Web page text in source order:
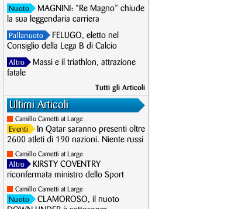
Nuoto
MAGNINI: “Re Magno” chiude
la sua leggendaria carriera
Pallanuoto
FELUGO, eletto nel
Consiglio della Lega B di Calcio
Altro
Massi e il triathlon, attrazione
fatale
Tutti gli Articoli
Ultimi Articoli
Camillo Cametti at Large
Eventi
In Qatar saranno presenti oltre
2600 atleti di 190 nazioni. Niente russi
Camillo Cametti at Large
Altro
KIRSTY COVENTRY
riconfermata ministro dello Sport
Camillo Cametti at Large
Nuoto
CLAMOROSO, il nuoto